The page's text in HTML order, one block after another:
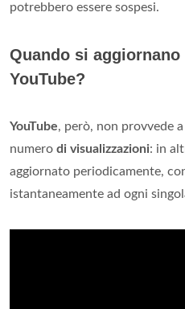
potrebbero essere sospesi.
Quando si
YouTube?
YouTube, però, non provvede
numero di visualizzazioni: in
aggiornato periodicamente,
istantaneamente ad ogni